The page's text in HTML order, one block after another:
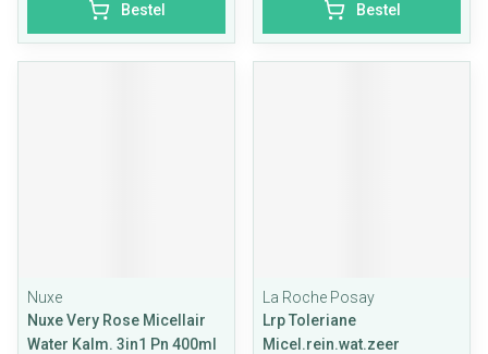
Bestel Bestel
Nuxe
Nuxe Very Rose Micellair
Water Kalm. 3in1 Pn 400ml
La Roche Posay
Lrp Toleriane
Micel.rein.wat.zeer